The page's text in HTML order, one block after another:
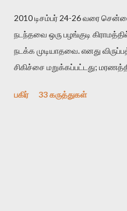
2010 டிசம்பர் 24-26 வரை
நடந்தவை ஒரு பழங்குடி கிராமத்தில்
நடக்க முடியாதவை. எனது
சிகிச்சை மறுக்கப்பட்டது;
பகிர்
33 கருத்துகள்